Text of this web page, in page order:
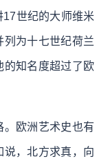
世纪的大师维米
列为十七世纪荷兰
的知名度超过了欧
。欧洲艺术史也有
说，北方求真，向